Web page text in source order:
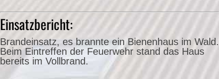
Einsatzbericht:
Brandeinsatz, es brannte ein Bienenhaus im Wald.
Beim Eintreffen der Feuerwehr stand das Haus
bereits im Vollbrand.